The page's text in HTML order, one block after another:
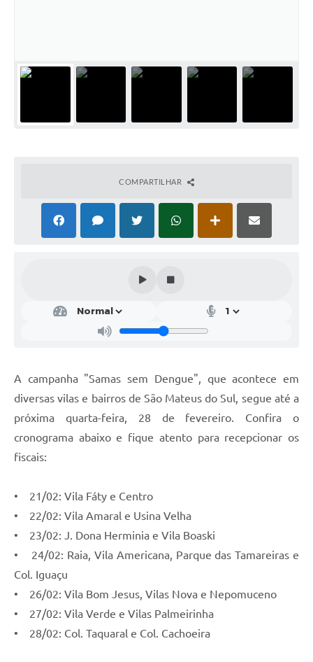
Projeto Nascente Viva
Telefones Prefeitura Municipal
Feriados Municipais
Imprensa
Termos de Fomento
Galeria de Fotos
Audiências Públicas
Iluminação Pública
Carta de Serviços
Galeria de Vídeos
Projetos
Legislação
Logo Prefeitura de São Mateus do Sul
COMPARTILHAR
A campanha "Samas sem Dengue", que acontece em
diversas vilas e bairros de São Mateus do Sul, segue até a
próxima quarta-feira, 28 de fevereiro. Confira o
cronograma abaixo e fique atento para recepcionar os
fiscais:
• 21/02: Vila Fáty e Centro
• 22/02: Vila Amaral e Usina Velha
• 23/02: J. Dona Herminia e Vila Boaski
• 24/02: Raia, Vila Americana, Parque das Tamareiras e
Col. Iguaçu
• 26/02: Vila Bom Jesus, Vilas Nova e Nepomuceno
• 27/02: Vila Verde e Vilas Palmeirinha
• 28/02: Col. Taquaral e Col. Cachoeira